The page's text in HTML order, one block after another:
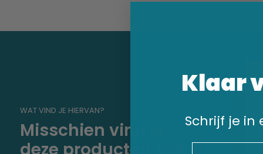
WAT VIND JE HIERVAN?
Misschien vind je
Klaar
Schrijf je in